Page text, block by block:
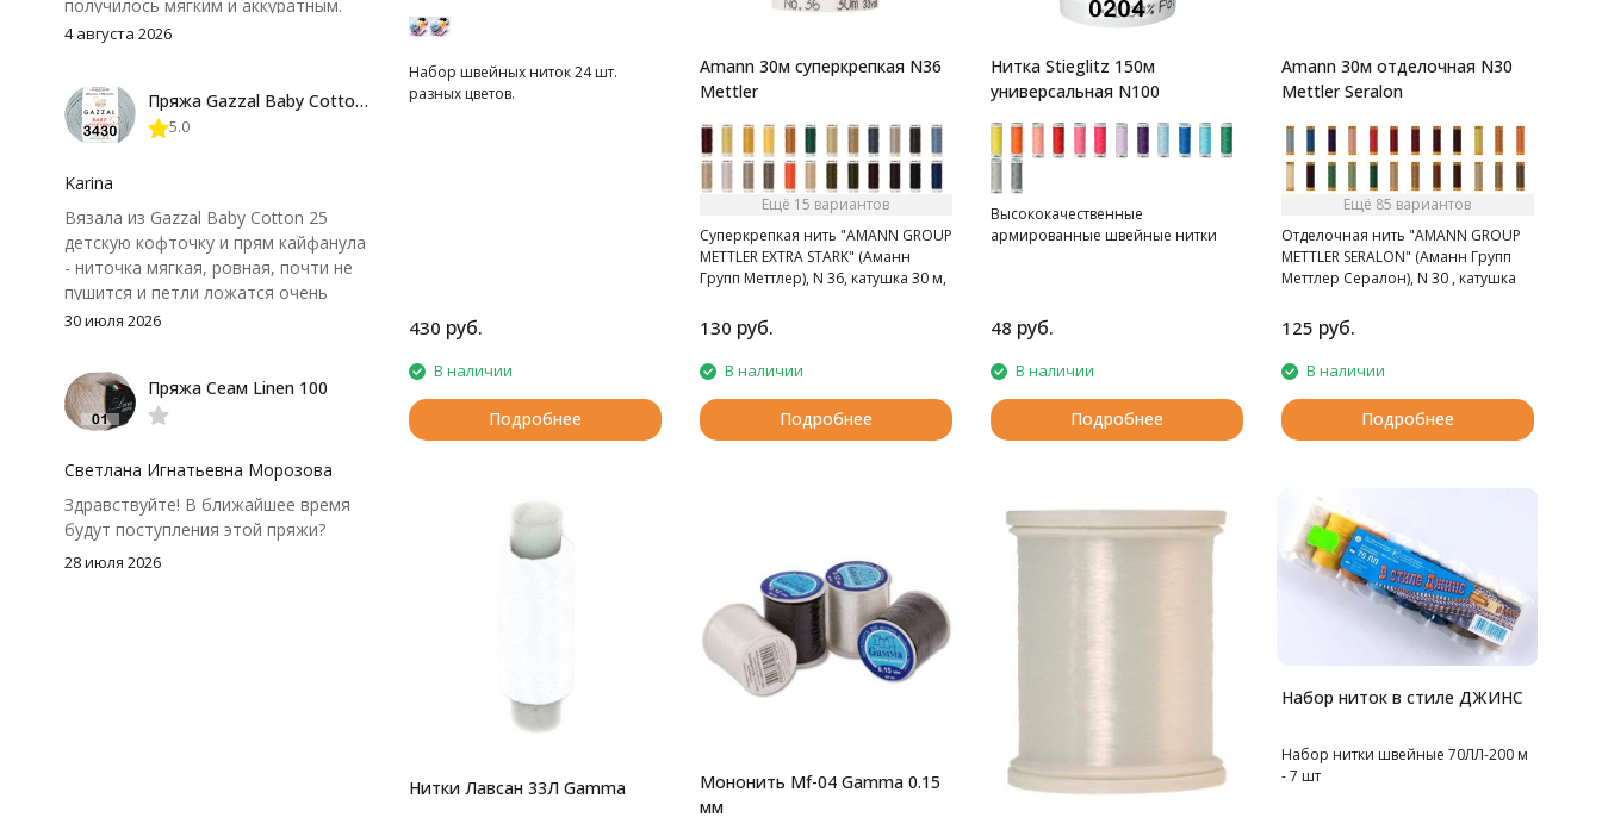
Набор швейных ниток 24 шт.
разных цветов.
430 руб.
В наличии
Подробнее
Amann 30м суперкрепкая N36
Mettler
Ещё 15 вариантов
Суперкрепкая нить "AMANN GROUP
METTLER EXTRA STARK" (Аманн
Групп Меттлер), N 36, катушка 30 м,
130 руб.
В наличии
Подробнее
Нитка Stieglitz 150м
универсальная N100
Высококачественные
армированные швейные нитки
48 руб.
В наличии
Подробнее
Amann 30м отделочная N30
Mettler Seralon
Ещё 85 вариантов
Отделочная нить "AMANN GROUP
METTLER SERALON" (Аманн Групп
Меттлер Сералон), N 30 , катушка
125 руб.
В наличии
Подробнее
Нитки Лавсан 33Л Gamma
Мононить Mf-04 Gamma 0.15
мм
Набор ниток в стиле ДЖИНС
Набор нитки швейные 70ЛЛ-200 м
- 7 шт
получилось мягким и аккуратным.
Петли хорошо видны, вяжется
нюанс - пряжа немного скользит и
иногда расслаивается, пришлось
крючок поудобнее.
4 августа 2026
Пряжа Gazzal Baby Cotton 25
5.0
Karina
Вязала из Gazzal Baby Cotton 25
детскую кофточку и прям кайфанула
- ниточка мягкая, ровная, почти не
пушится и петли ложатся очень
аккуратно. После стирки полотно
потеряло, цвет тоже не стал
тусклее. Единственный нюанс -
моточки маленькие, расход лучше
чуть-чуть не хватило))
30 июля 2026
Пряжа Сеам Linen 100
Светлана Игнатьевна Морозова
Здравствуйте! В ближайшее время
будут поступления этой пряжи?
28 июля 2026